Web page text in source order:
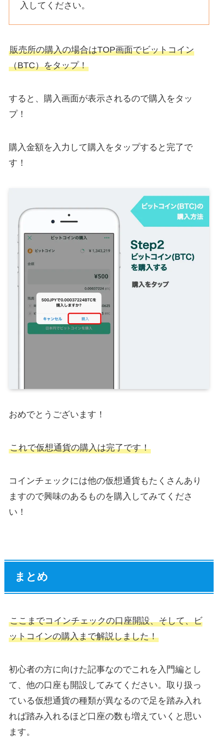
入してください。
販売所の購入の場合はTOP画面でビットコイン
（BTC）をタップ！
すると、購入画面が表示されるので購入をタッ
プ！
購入金額を入力して購入をタップすると完了で
す！
おめでとうございます！
これで仮想通貨の購入は完了です！
コインチェックには他の仮想通貨もたくさんあり
ますので興味のあるものを購入してみてくださ
い！
まとめ
ここまでコインチェックの口座開設、そして、ビ
ットコインの購入まで解説しました！
初心者の方に向けた記事なのでこれを入門編とし
て、他の口座も開設してみてください。取り扱っ
ている仮想通貨の種類が異なるので足を踏み入れ
れば踏み入れるほど口座の数も増えていくと思い
ます。